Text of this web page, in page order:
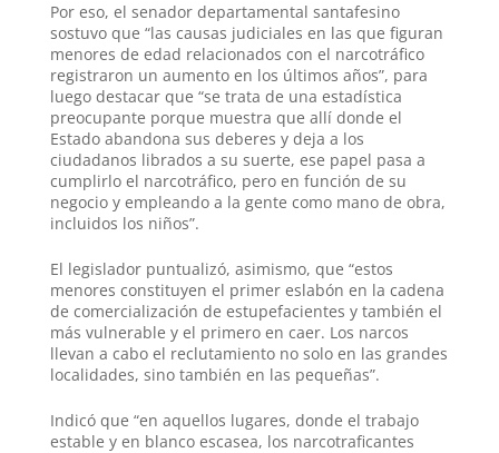
Por eso, el senador departamental santafesino
sostuvo que “las causas judiciales en las que figuran
menores de edad relacionados con el narcotráfico
registraron un aumento en los últimos años”, para
luego destacar que “se trata de una estadística
preocupante porque muestra que allí donde el
Estado abandona sus deberes y deja a los
ciudadanos librados a su suerte, ese papel pasa a
cumplirlo el narcotráfico, pero en función de su
negocio y empleando a la gente como mano de obra,
incluidos los niños”.
El legislador puntualizó, asimismo, que “estos
menores constituyen el primer eslabón en la cadena
de comercialización de estupefacientes y también el
más vulnerable y el primero en caer. Los narcos
llevan a cabo el reclutamiento no solo en las grandes
localidades, sino también en las pequeñas”.
Indicó que “en aquellos lugares, donde el trabajo
estable y en blanco escasea, los narcotraficantes